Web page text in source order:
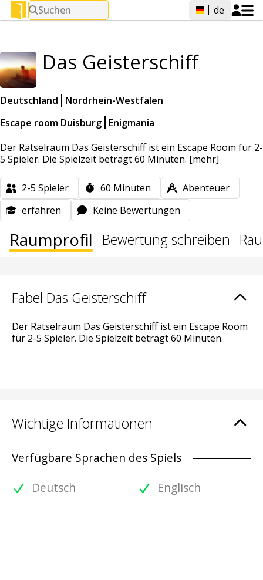
Suchen de
Das Geisterschiff
Deutschland
Nordrhein-Westfalen
Escape room Duisburg Enigmania
Der Rätselraum Das Geisterschiff ist ein Escape Room für 2-
5 Spieler. Die Spielzeit beträgt 60 Minuten. [mehr]
2-5 Spieler 60 Minuten
Abenteuer
erfahren
Keine Bewertungen
Raumprofil Bewertung schreiben
Fabel Das Geisterschiff
Der Rätselraum Das Geisterschiff ist ein Escape Room
für 2-5 Spieler. Die Spielzeit beträgt 60 Minuten.
Wichtige Informationen
Verfügbare Sprachen des Spiels
Deutsch
Englisch